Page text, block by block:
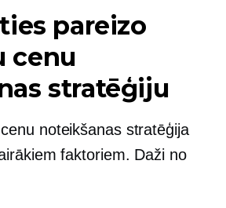
pareizo
cenu
stratēģiju
noteikšanas stratēģija
faktoriem. Daži no